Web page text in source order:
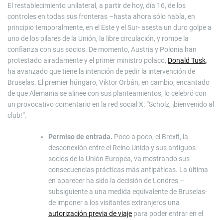
El restablecimiento unilateral, a partir de hoy, día 16, de los
controles en todas sus fronteras –hasta ahora sólo había, en
principio temporalmente, en el Este y el Sur- asesta un duro golpe a
uno de los pilares de la Unión, la libre circulación, y rompe la
confianza con sus socios. De momento, Austria y Polonia han
protestado airadamente y el primer ministro polaco, Donald Tusk,
ha avanzado que tiene la intención de pedir la intervención de
Bruselas. El premier húngaro, Viktor Orbán, en cambio, encantado
de que Alemania se alinee con sus planteamientos, lo celebró con
un provocativo comentario en la red social X: “Scholz, ¡bienvenido al
club!”.
Permiso de entrada. Poco a poco, el Brexit, la
desconexión entre el Reino Unido y sus antiguos
socios de la Unión Europea, va mostrando sus
consecuencias prácticas más antipáticas. La última
en aparecer ha sido la decisión de Londres –
subsiguiente a una medida equivalente de Bruselas-
de imponer a los visitantes extranjeros una
autorización previa de viaje para poder entrar en el